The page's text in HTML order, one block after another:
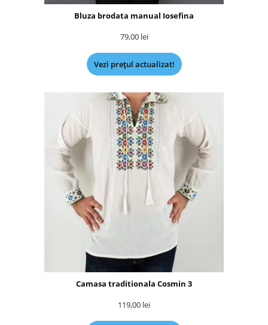
Bluza brodata manual Iosefina
79,00 lei
Vezi prețul actualizat!
Camasa traditionala Cosmin 3
119,00 lei